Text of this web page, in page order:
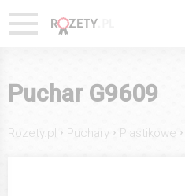
Puchar G9609
Rozety.pl › Puchary › Plastikowe ›